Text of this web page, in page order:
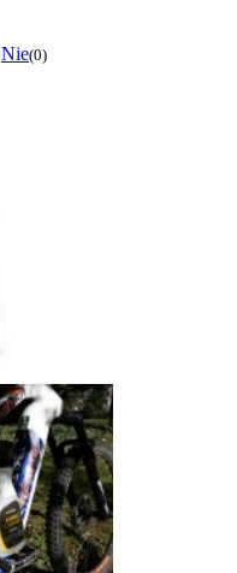
Nie(0)